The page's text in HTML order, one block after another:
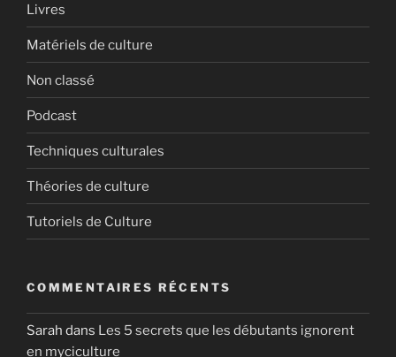
Livres
Matériels de culture
Non classé
Podcast
Techniques culturales
Théories de culture
Tutoriels de Culture
COMMENTAIRES RÉCENTS
Sarah dans Les 5 secrets que les débutants ignorent
en myciculture